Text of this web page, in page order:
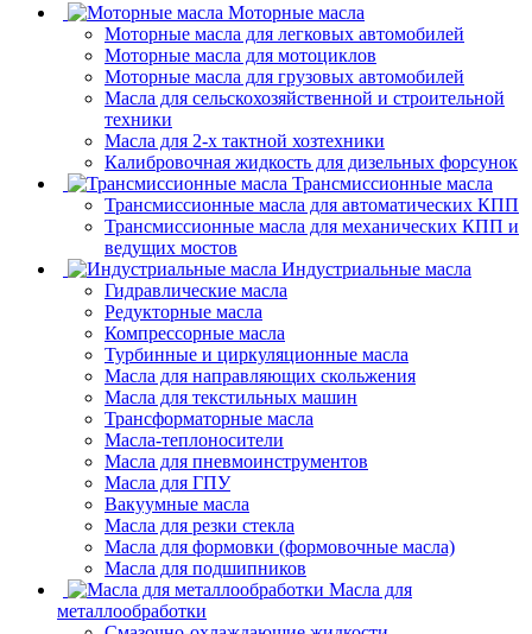
Моторные масла
Моторные масла для легковых автомобилей
Моторные масла для мотоциклов
Моторные масла для грузовых автомобилей
Масла для сельскохозяйственной и строительной
техники
Масла для 2-х тактной хозтехники
Калибровочная жидкость для дизельных форсунок
Трансмиссионные масла
Трансмиссионные масла для автоматических КПП
Трансмиссионные масла для механических КПП и
ведущих мостов
Индустриальные масла
Гидравлические масла
Редукторные масла
Компрессорные масла
Турбинные и циркуляционные масла
Масла для направляющих скольжения
Масла для текстильных машин
Трансформаторные масла
Масла-теплоносители
Масла для пневмоинструментов
Масла для ГПУ
Вакуумные масла
Масла для резки стекла
Масла для формовки (формовочные масла)
Масла для подшипников
Масла для
металлообработки